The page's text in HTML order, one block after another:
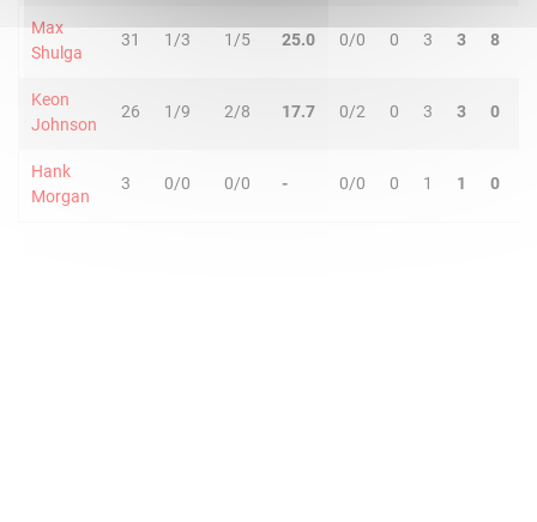
Max
Shulga
31 1/3 1/5 25.0 0/0 0 3 3 8
Keon
Johnson
26 1/9 2/8 17.7 0/2 0 3 3 0
Hank
Morgan
3 0/0 0/0 - 0/0 0 1 1 0